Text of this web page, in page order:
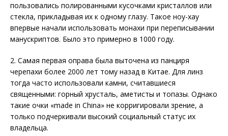
пользовались полированными кусочками кристаллов или
стекла, прикладывая их к одному глазу. Такое ноу-хау
впервые начали использовать монахи при переписывании
манускриптов. Было это примерно в 1000 году.
2. Самая первая оправа была выточена из панциря
черепахи более 2000 лет тому назад в Китае. Для линз
тогда часто использовали камни, считавшиеся
священными: горный хрусталь, аметисты и топазы. Однако
такие очки «made in China» не корригировали зрение, а
только подчеркивали высокий социальный статус их
владельца.